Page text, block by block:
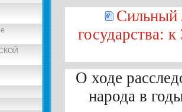
Сильный
государства:
О ходе
народа в